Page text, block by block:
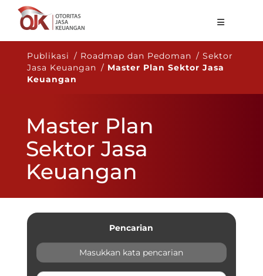
Tentang OJK
Fungsi Utama
Regulasi
Statistik
Layanan
ID
Publikasi / Roadmap dan Pedoman / Sektor
Jasa Keuangan / Master Plan Sektor Jasa
Keuangan
Master Plan
Sektor Jasa
Keuangan
Pencarian